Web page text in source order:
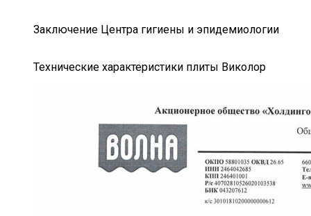
Заключение Центра гигиены и эпидемиологии
Технические характеристики плиты Виколор